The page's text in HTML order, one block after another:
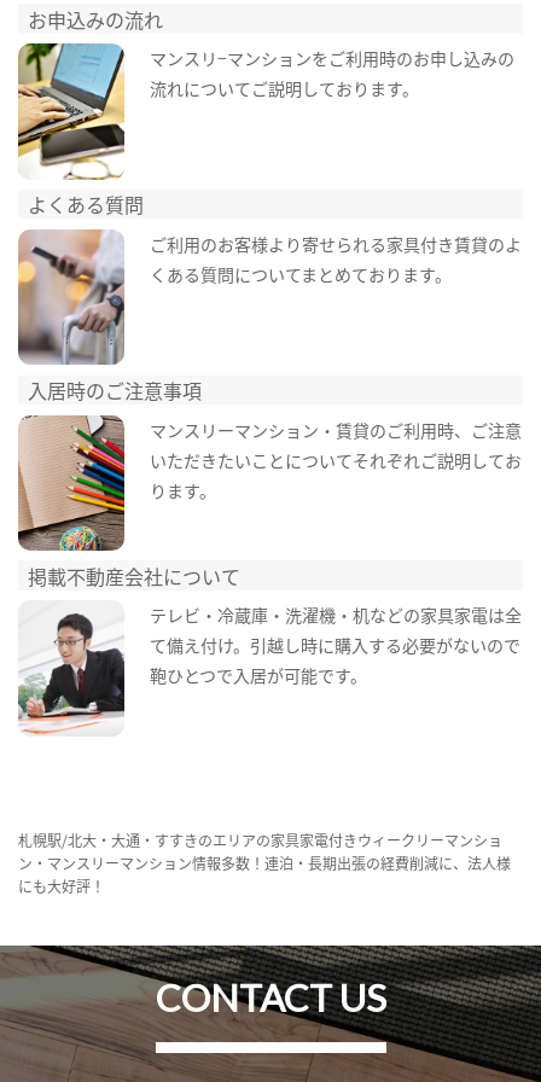
お申込みの流れ
マンスリ−マンションをご利用時のお申し込みの
流れについてご説明しております。
よくある質問
ご利用のお客様より寄せられる家具付き賃貸のよ
くある質問についてまとめております。
入居時のご注意事項
マンスリーマンション・賃貸のご利用時、ご注意
いただきたいことについてそれぞれご説明してお
ります。
掲載不動産会社について
テレビ・冷蔵庫・洗濯機・机などの家具家電は全
て備え付け。引越し時に購入する必要がないので
鞄ひとつで入居が可能です。
札幌駅/北大・大通・すすきのエリアの家具家電付きウィークリーマンショ
ン・マンスリーマンション情報多数！連泊・長期出張の経費削減に、法人様
にも大好評！
CONTACT US